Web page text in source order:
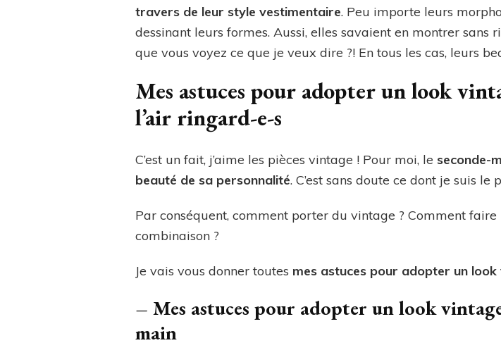
travers de leur style vestimentaire. Peu importe leurs
dessinant leurs formes. Aussi, elles savaient en montrer sans
que vous voyez ce que je veux dire ?! En tous les cas, leurs
Mes astuces pour adopter un look
l’air ringard-e-s
C’est un fait, j’aime les pièces vintage ! Pour moi, le seconde-
beauté de sa personnalité. C’est sans doute ce dont je suis le
Par conséquent, comment porter du vintage ? Comment
combinaison ?
Je vais vous donner toutes mes astuces pour adopter un
– Mes astuces pour adopter un look
main